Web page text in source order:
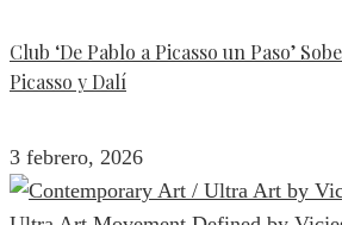
Club ‘De Pablo a Picasso un Paso’
Picasso y Dalí
3 febrero, 2026